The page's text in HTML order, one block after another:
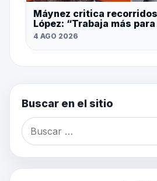
Máynez critica
López: “Trabaja más
4 AGO 2026
Buscar en el sitio